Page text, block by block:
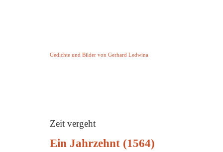
Gedichte und Bilder von Gerhard Ledwina
Zeit vergeht
Ein Jahrzehnt (1564)